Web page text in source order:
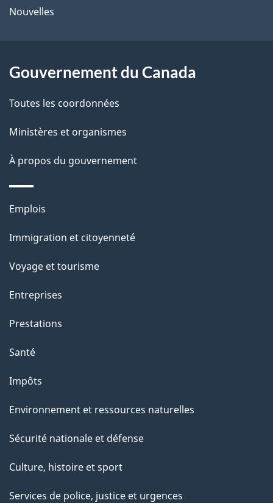
a
g
e
t
a
c
i
o
s
u
e
t
e
a
g
site
Nouvelles
Gouvernement du Canada
Toutes les coordonnées
Ministères et organismes
À propos du gouvernement
Thèmes
sujets
Emplois
Immigration et citoyenneté
Voyage et tourisme
Entreprises
Prestations
Santé
Impôts
Environnement et ressources naturelles
Sécurité nationale et défense
Culture, histoire et sport
Services de police, justice et urgences